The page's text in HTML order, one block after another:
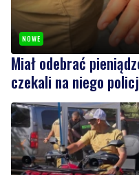
Miał odebrać
czekali na niego